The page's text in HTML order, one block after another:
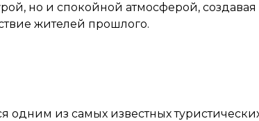
но и спокойной атмосферой, создавая
жителей прошлого.
из самых известных